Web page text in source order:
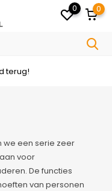
0 0
terug!
we een serie zeer
voor
De functies
van personen